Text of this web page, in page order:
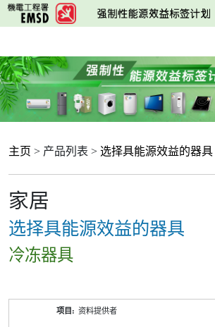
跳
至
要
内
容
主页 > 产品列表 > 选择具能源效益的器具
家居
选择具能源效益的器具
冷冻器具
资料提供者